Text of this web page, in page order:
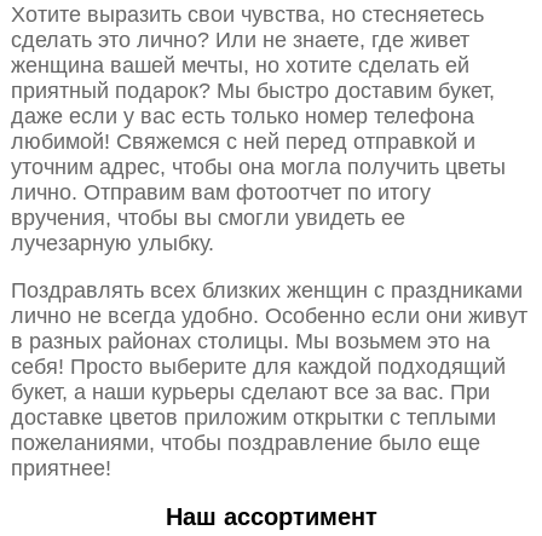
Хотите выразить свои чувства, но стесняетесь
сделать это лично? Или не знаете, где живет
женщина вашей мечты, но хотите сделать ей
приятный подарок? Мы быстро доставим букет,
даже если у вас есть только номер телефона
любимой! Свяжемся с ней перед отправкой и
уточним адрес, чтобы она могла получить цветы
лично. Отправим вам фотоотчет по итогу
вручения, чтобы вы смогли увидеть ее
лучезарную улыбку.
Поздравлять всех близких женщин с праздниками
лично не всегда удобно. Особенно если они живут
в разных районах столицы. Мы возьмем это на
себя! Просто выберите для каждой подходящий
букет, а наши курьеры сделают все за вас. При
доставке цветов приложим открытки с теплыми
пожеланиями, чтобы поздравление было еще
приятнее!
Наш ассортимент